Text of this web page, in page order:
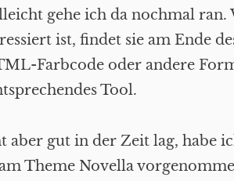
gehe ich da nochmal
ist, findet sie am Ende
Farbcode oder andere
Tool.
aber gut in der Zeit lag, habe
Theme Novella